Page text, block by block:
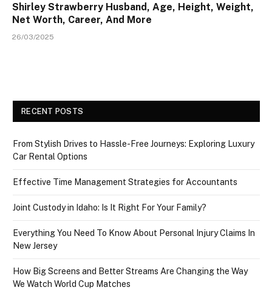
Shirley Strawberry Husband, Age, Height, Weight,
Net Worth, Career, And More
26/03/2025
RECENT POSTS
From Stylish Drives to Hassle-Free Journeys: Exploring Luxury
Car Rental Options
Effective Time Management Strategies for Accountants
Joint Custody in Idaho: Is It Right For Your Family?
Everything You Need To Know About Personal Injury Claims In
New Jersey
How Big Screens and Better Streams Are Changing the Way
We Watch World Cup Matches